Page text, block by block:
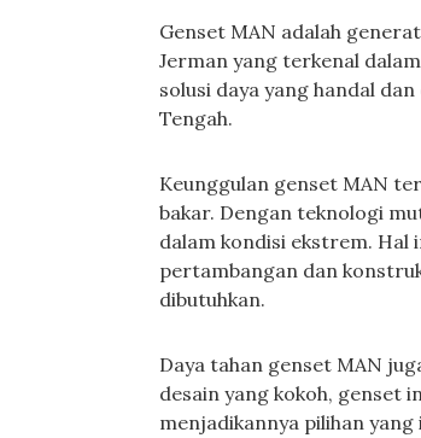
Genset MAN adalah
Jerman yang terkenal
solusi daya yang handal
Tengah.
Keunggulan genset MAN
bakar. Dengan teknologi
dalam kondisi ekstrem.
pertambangan dan
dibutuhkan.
Daya tahan genset MAN
desain yang kokoh, genset
menjadikannya pilihan